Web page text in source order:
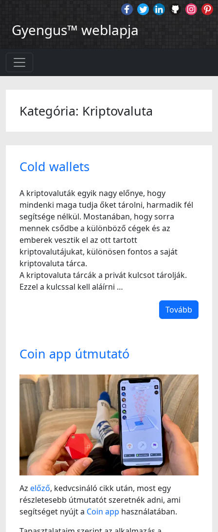
Gyengus™ weblapja
Kategória: Kriptovaluta
Cold wallets
A kriptovaluták egyik nagy előnye, hogy
mindenki maga tudja őket tárolni, harmadik fél
segítsége nélkül. Mostanában, hogy sorra
mennek csődbe a különböző cégek és az
emberek vesztik el az ott tartott
kriptovalutájukat, különösen fontos a saját
kriptovaluta tárca.
A kriptovaluta tárcák a privát kulcsot tárolják.
Ezzel a kulcssal kell aláírni …
Tovább
Coin app útmutató
Az előző, kedvcsináló cikk után, most egy
részletesebb útmutatót szeretnék adni, ami
segítséget nyújt a Coin app használatában.